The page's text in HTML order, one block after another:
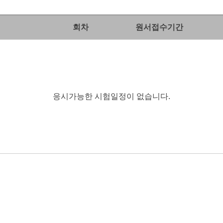
회차 원서접수기간
응시가능한 시험일정이 없습니다.